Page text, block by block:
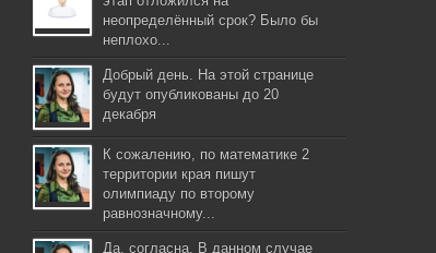
неопределённый срок? Было бы
неплохо...
Добрый день. На этой странице
будут опубликованы до 20
декабря
К сожалению, по математике 2
территории края пишут
олимпиаду по второму
равнозначному...
Да, согласна. В данном случае